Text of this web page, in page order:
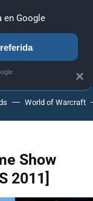
SONY NINTENDO
World of Warcraft
Show
2011]
×
en Google